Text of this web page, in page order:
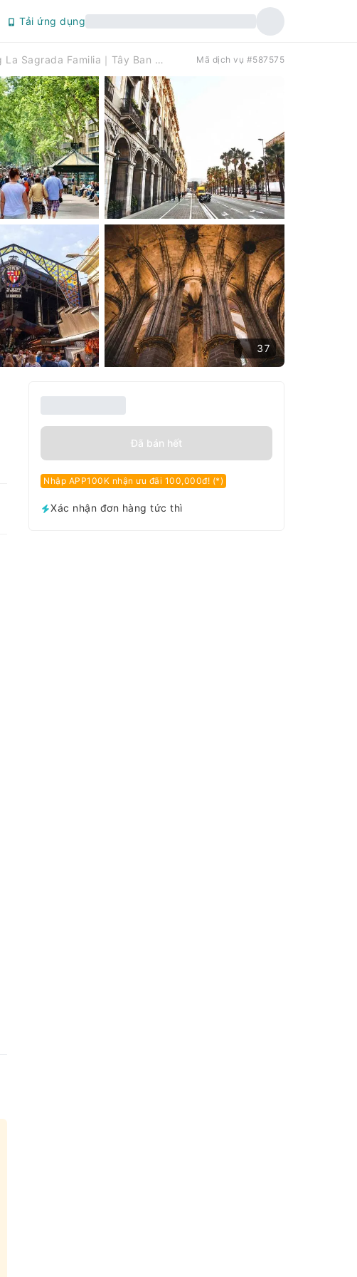
Tải ứng dụng
Barcelona: Khu phố Gothic & Tour riêng La Sagrada Familia｜Tây Ban Nha Mã dịch vụ #587575
37
Đã bán hết
Nhập APP100K nhận ưu đãi 100,000đ! (*)
Xác nhận đơn hàng tức thì